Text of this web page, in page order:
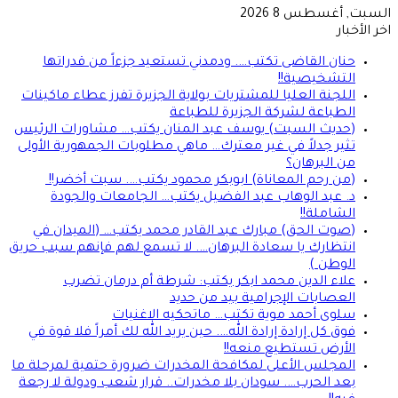
السبت, أغسطس 8 2026
اخر الأخبار
حنان القاضى تكتب…. ودمدني تستعيد جزءاً من قدراتها
التشخيصية!!
اللجنة العليا للمشتريات بولاية الجزيرة تفرز عطاء ماكينات
الطباعة لشركة الجزيرة للطباعة
(حديث السبت) يوسف عبد المنان يكتب… مشاورات الرئيس
تثير جدلاً في غير معترك… ماهي مطلوبات الجمهورية الأولى
من البرهان؟
(من رحم المعاناة) ابوبكر محمود يكتب…. سبت أخضر!!
د. عبد الوهاب عبد الفضيل يكتب… الجامعات والجودة
الشاملة!!
(صوت الحق) مبارك عبد القادر محمد يكتب… (الميدان في
انتظارك يا سعادة البرهان…. لا تسمع لهم فإنهم سبب حريق
الوطن )
علاء الدين محمد ابكر يكتب: شرطة أم درمان تضرب
العصابات الإجرامية بيد من حديد
سلوى أحمد موية تكتب… ماتحكيه الاغنيات
فوق كل إرادة إرادة الله…. حين يريد الله لك أمراً فلا قوة في
الأرض تستطيع منعه!!
المجلس الأعلى لمكافحة المخدرات ضرورة حتمية لمرحلة ما
بعد الحرب…. سودان بلا مخدرات.. قرار شعب ودولة لا رجعة